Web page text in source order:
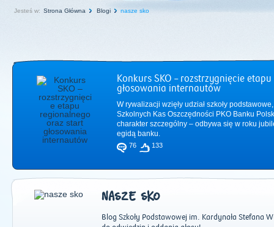
Jesteś w: Strona Główna Blogi nasze sko
Konkurs SKO – rozstrzygnięcie
głosowania internautów
W rywalizacji wzięły udział szkoły
Szkolnych Kas Oszczędności PKO Banku
charakter szczególny – odbywa się w roku
egidą banku.
76 133
NASZE SKO
Blog Szkoły Podstawowej im. Kardynała Stefana